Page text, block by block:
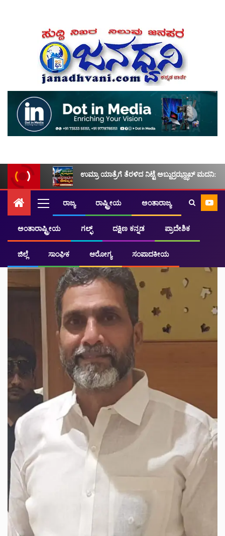
ಉಮ್ರಾ ಯಾತ್ರೆಗೆ ತೆರಳಿದ ನಿಟ್ಟೆ ಅಬ್ದುರ್ರಝ್ಝಾಖ್ ಮದನಿ:
ರಾಜ್ಯ ರಾಷ್ಟ್ರೀಯ ಅಂತಾರಾಜ್ಯ
ಅಂತಾರಾಷ್ಟ್ರೀಯ ಗಲ್ಫ್ ದಕ್ಷಿಣ ಕನ್ನಡ ಪ್ರಾದೇಶಿಕ
ಜಿಲ್ಲೆ ಸಾಂಘಿಕ ಆರೋಗ್ಯ ಸಂಪಾದಕೀಯ